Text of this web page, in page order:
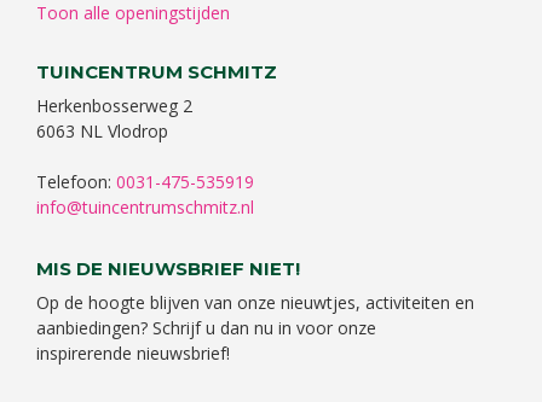
Toon alle openingstijden
TUINCENTRUM SCHMITZ
Herkenbosserweg 2
6063 NL Vlodrop
Telefoon: 0031-475-535919
info@tuincentrumschmitz.nl
MIS DE NIEUWSBRIEF NIET!
Op de hoogte blijven van onze nieuwtjes, activiteiten en
aanbiedingen? Schrijf u dan nu in voor onze
inspirerende nieuwsbrief!